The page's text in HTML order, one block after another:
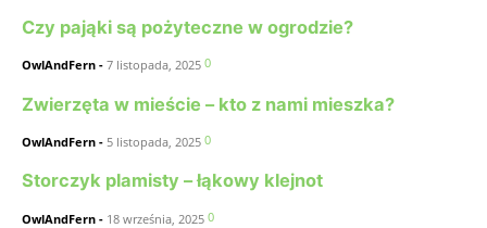
Czy pająki są pożyteczne w ogrodzie?
OwlAndFern - 7 listopada, 2025 0
Zwierzęta w mieście – kto z nami mieszka?
OwlAndFern - 5 listopada, 2025 0
Storczyk plamisty – łąkowy klejnot
OwlAndFern - 18 września, 2025 0